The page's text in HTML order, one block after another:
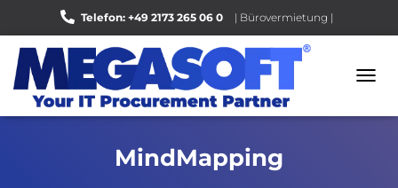
Telefon: +49 2173 265 06 0 | Bürovermietung |
Bewerten Sie uns auf Google |
MindMapping